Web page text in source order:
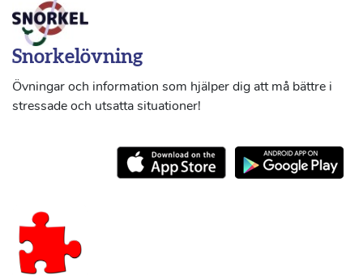
Snorkelövning
Övningar och information som hjälper dig att må bättre i
stressade och utsatta situationer!